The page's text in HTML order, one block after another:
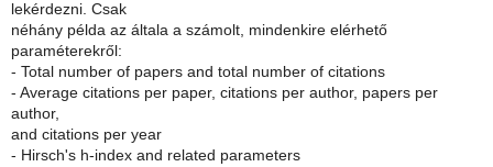
lekérdezni. Csak
néhány példa az általa a számolt, mindenkire elérhető
paraméterekről:
- Total number of papers and total number of citations
- Average citations per paper, citations per author, papers per
author,
and citations per year
- Hirsch's h-index and related parameters